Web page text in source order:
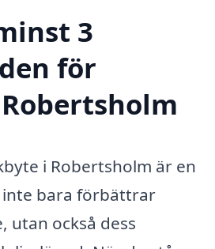
3
för
i Robertsholm är en
bara förbättrar
utan också dess